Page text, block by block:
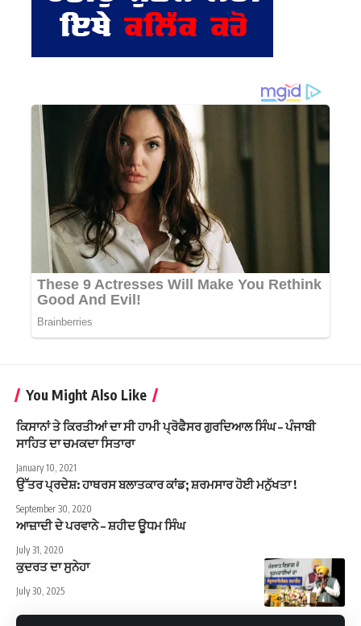
You Might Also Like
ਕਿਸਾਨਾਂ ਤੇ ਕਿਰਤੀਆਂ ਦਾ ਸੀ ਹਾਮੀ ਪ੍ਰੋਫੈਸਰ ਗੁਰਦਿਆਲ ਸਿੰਘ – ਪੰਜਾਬੀ
ਸਾਹਿਤ ਦਾ ਚਮਕਦਾ ਸਿਤਾਰਾ
January 10, 2021
ਉੱਤਰ ਪ੍ਰਦੇਸ਼: ਹਾਥਰਸ ਬਲਾਤਕਾਰ ਕਾਂਡ; ਸ਼ਰਮਸਾਰ ਹੋਈ ਮਨੁੱਖਤਾ !
September 30, 2020
ਆਜ਼ਾਦੀ ਦੇ ਪਰਵਾਨੇ – ਸ਼ਹੀਦ ਊਧਮ ਸਿੰਘ
July 31, 2020
ਕੁਦਰਤ ਦਾ ਸੁਨੇਹਾ
July 30, 2025